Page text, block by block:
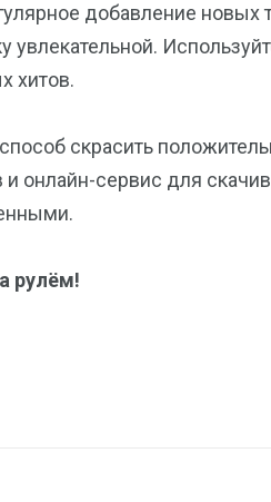
добавление новых
хитов.
скрасить
онлайн-сервис для
рулём!